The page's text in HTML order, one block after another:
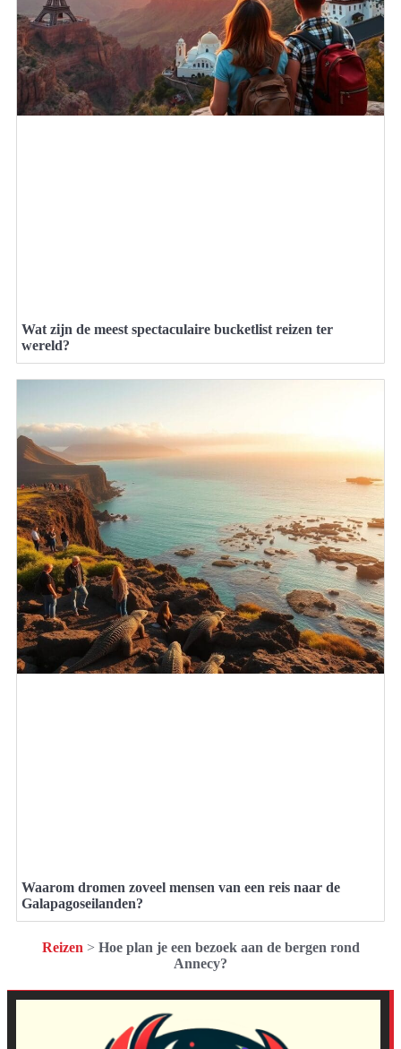
Wat zijn de meest spectaculaire bucketlist reizen ter
wereld?
Waarom dromen zoveel mensen van een reis naar de
Galapagoseilanden?
Reizen > Hoe plan je een bezoek aan de bergen rond
Annecy?